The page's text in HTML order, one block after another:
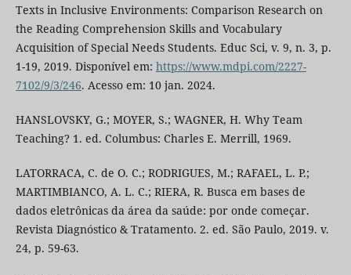
Texts in Inclusive Environments: Comparison Research on
the Reading Comprehension Skills and Vocabulary
Acquisition of Special Needs Students. Educ Sci, v. 9, n. 3, p.
1-19, 2019. Disponível em: https://www.mdpi.com/2227-
7102/9/3/246. Acesso em: 10 jan. 2024.
HANSLOVSKY, G.; MOYER, S.; WAGNER, H. Why Team
Teaching? 1. ed. Columbus: Charles E. Merrill, 1969.
LATORRACA, C. de O. C.; RODRIGUES, M.; RAFAEL, L. P.;
MARTIMBIANCO, A. L. C.; RIERA, R. Busca em bases de
dados eletrônicas da área da saúde: por onde começar.
Revista Diagnóstico & Tratamento. 2. ed. São Paulo, 2019. v.
24, p. 59-63.